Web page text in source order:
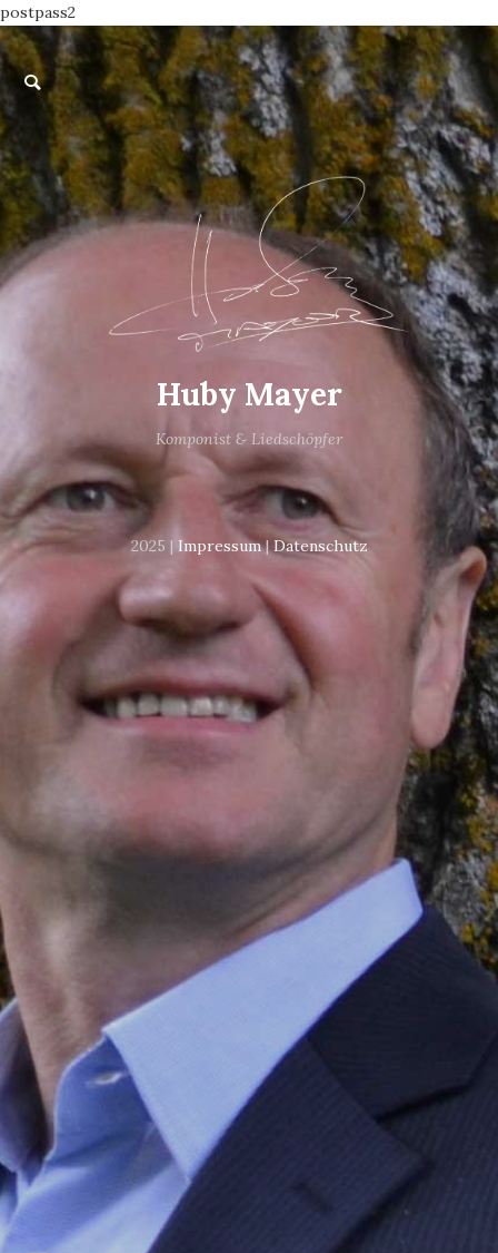
postpass2
Huby Mayer
Komponist & Liedschöpfer
2025 | Impressum|Datenschutz